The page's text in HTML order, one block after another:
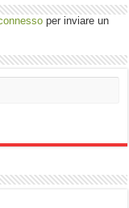
per inviare un